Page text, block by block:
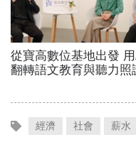
經濟 社會 薪水